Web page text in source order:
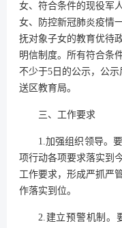
女、符合条件的现役军
女、防控新冠肺炎疫情
抚对象子女的教育优待
明信制度。所有符合条
不少于5日的公示，公
送区教育局。
三、工作要求
1.加强组织领导。
项行动各项要求落实到
工作要求，形成严抓严
作落实到位。
2.建立预警机制。